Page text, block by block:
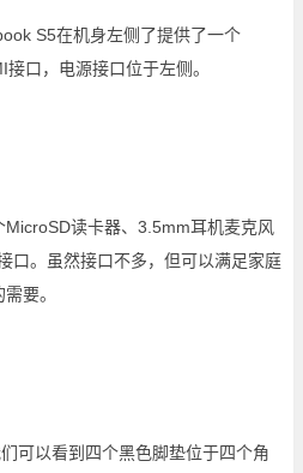
S5在机身左侧了提供了一个
口，电源接口位于左侧。
读卡器、3.5mm耳机麦克风
口。虽然接口不多，但可以满足家庭
要。
以看到四个黑色脚垫位于四个角